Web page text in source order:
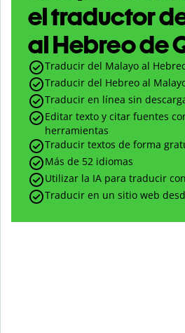
el traductor
al Hebreo de
Traducir del Malayo al
Traducir del Hebreo al
Traducir en línea sin
Editar texto y citar fuentes
herramientas
Traducir textos de forma
Más de 52 idiomas
Utilizar la IA para traducir
Traducir en un sitio web